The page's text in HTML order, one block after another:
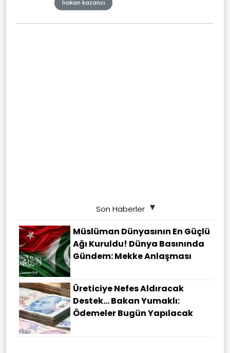
hakan kazancı
Son Haberler
Müslüman Dünyasının En Güçlü
Ağı Kuruldu! Dünya Basınında
Gündem: Mekke Anlaşması
Üreticiye Nefes Aldıracak
Destek... Bakan Yumaklı:
Ödemeler Bugün Yapılacak